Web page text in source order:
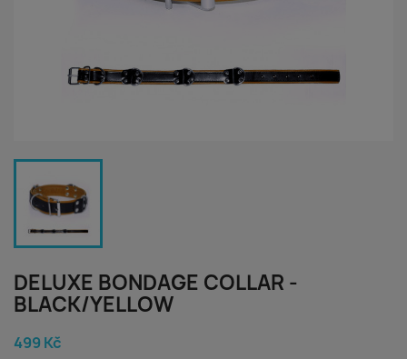
DELUXE BONDAGE COLLAR -
BLACK/YELLOW
499 Kč